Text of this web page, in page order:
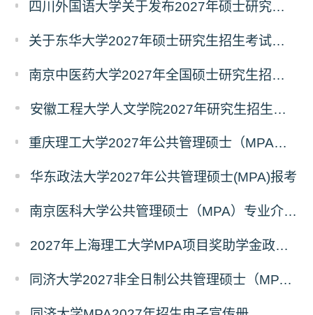
四川外国语大学关于发布2027年硕士研究生招生考试自命题科目大纲的公告
关于东华大学2027年硕士研究生招生考试（初试）招生目录拟调整公告（一）
南京中医药大学2027年全国硕士研究生招生考试初试自命题科目考试内容及参考书目
安徽工程大学人文学院2027年研究生招生简章
重庆理工大学2027年公共管理硕士（MPA）专业学位研究生（双证）报考
华东政法大学2027年公共管理硕士(MPA)报考
南京医科大学公共管理硕士（MPA）专业介绍（2027年）
2027年上海理工大学MPA项目奖助学金政策发布
同济大学2027非全日制公共管理硕士（MPA）奖学金方案